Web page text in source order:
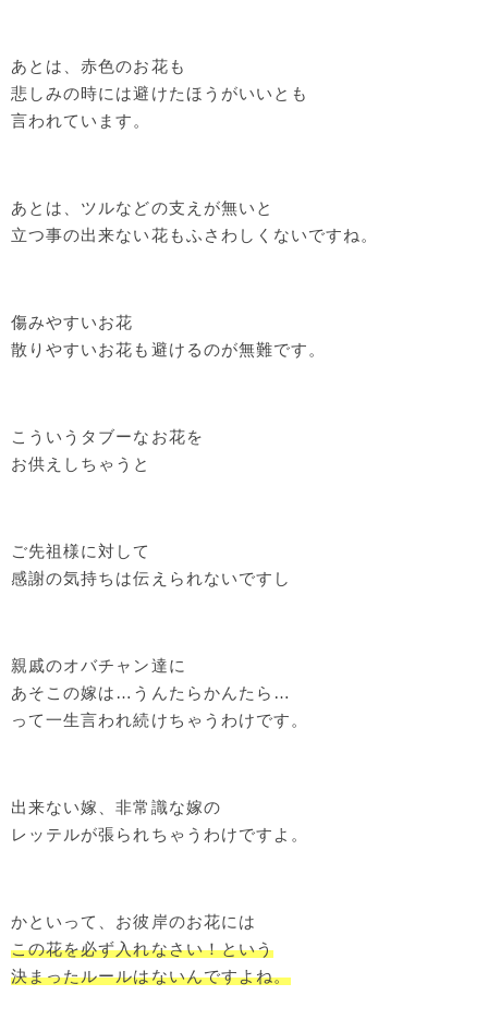
あとは、赤色のお花も
悲しみの時には避けたほうがいいとも
言われています。
あとは、ツルなどの支えが無いと
立つ事の出来ない花もふさわしくないですね。
傷みやすいお花
散りやすいお花も避けるのが無難です。
こういうタブーなお花を
お供えしちゃうと
ご先祖様に対して
感謝の気持ちは伝えられないですし
親戚のオバチャン達に
あそこの嫁は…うんたらかんたら…
って一生言われ続けちゃうわけです。
出来ない嫁、非常識な嫁の
レッテルが張られちゃうわけですよ。
かといって、お彼岸のお花には
この花を必ず入れなさい！という
決まったルールはないんですよね。